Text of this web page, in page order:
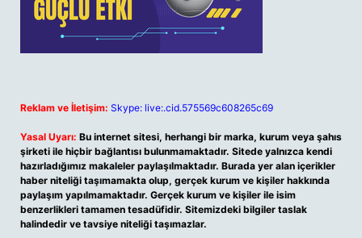
Reklam ve İletişim: Skype: live:.cid.575569c608265c69
Yasal Uyarı: Bu internet sitesi, herhangi bir marka, kurum veya şahıs
şirketi ile hiçbir bağlantısı bulunmamaktadır. Sitede yalnızca kendi
hazırladığımız makaleler paylaşılmaktadır. Burada yer alan içerikler
haber niteliği taşımamakta olup, gerçek kurum ve kişiler hakkında
paylaşım yapılmamaktadır. Gerçek kurum ve kişiler ile isim
benzerlikleri tamamen tesadüfidir. Sitemizdeki bilgiler taslak
halindedir ve tavsiye niteliği taşımazlar.